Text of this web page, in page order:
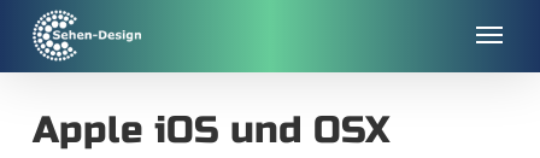
main
Apple iOS und OSX